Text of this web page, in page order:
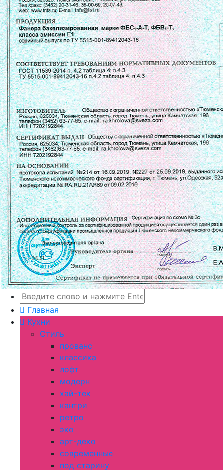
Главная
Кухни
Стиль
прованс
классика
лофт
модерн
хай-тек
кантри
ретро
эко
арт-деко
современные
под старину